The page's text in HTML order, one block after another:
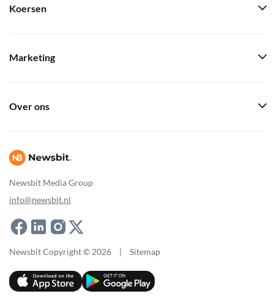
Newsbit Media Group
info@newsbit.nl
Koersen
Marketing
Over ons
Newsbit Copyright © 2026 | Sitemap